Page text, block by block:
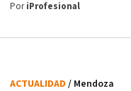
PoriProfesional
ACTUALIDAD / Mendoza